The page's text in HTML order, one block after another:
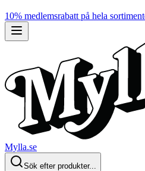
10% medlemsrabatt på hela
Mylla.se
Sök efter produkter...